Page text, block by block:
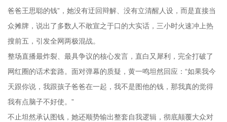
爸爸王思聪的钱”，她没有迂回辩解、没有立清醒人设，而是直接当
众摊牌，说出了多数人不敢宣之于口的大实话，三小时火速冲上热
搜前五，引发全网两极混战。
整场直播最炸裂、最具争议的核心发言，直白又犀利，完全打破了
网红圈的话术套路。面对弹幕的质疑，黄一鸣坦然回应：“如果我今
天跟你说，我跟孩子爸爸在一起，我不是图他的钱，那我真的觉得
我有点脑子不好使。”
不止坦然承认图钱，她还顺势输出整套自我逻辑，彻底颠覆大众对